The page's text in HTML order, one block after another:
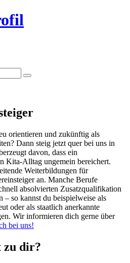
orientieren und zukünftig als
Dann steig jetzt quer bei uns in
davon, dass ein
Kita-Alltag ungemein bereichert.
Weiterbildungen für
an. Manche Berufe
absolvierten Zusatzqualifikation
– so kannst du beispielweise als
oder als staatlich anerkannte
Wir informieren dich gerne über
bei uns!
zu dir?